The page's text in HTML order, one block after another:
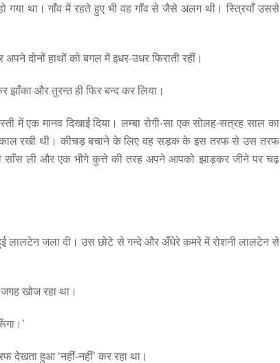
गया था। गाँव में रहते हुए भी वह गाँव से जैसे अलग थी। स्त्रियाँ उससे
दोनों हाथों को बगल में इधर-उधर फिराती रहीं।
झाँका और तुरन्त ही फिर बन्द कर लिया।
में एक मानव दिखाई दिया। लम्बा रोगी-सा एक सोलह-सत्रह साल का
रखी थी। कीचड़ बचाने के लिए वह सड़क के इस तरफ से उस तरफ
ली और एक भीगे कुत्ते की तरह अपने आपको झाड़कर जीने पर चढ़
लालटेन जला दी। उस छोटे से गन्दे और अँधेरे कमरे में रोशनी लालटेन से
खोज रहा था।
हुआ ‘नहीं-नहीं’ कर रहा था।